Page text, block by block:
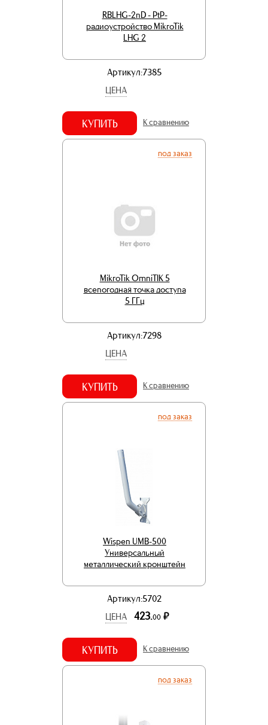
RBLHG-2nD - PtP-
радиоустройство MikroTik
LHG 2
Артикул:7385
ЦЕНА
КУПИТЬ К сравнению
под заказ
MikroTik OmniTIK 5
всепогодная точка доступа
5 ГГц
Артикул:7298
ЦЕНА
КУПИТЬ К сравнению
под заказ
Wispen UMB-500
Универсальный
металлический кронштейн
Артикул:5702
ЦЕНА
423.00 р.
КУПИТЬ К сравнению
под заказ